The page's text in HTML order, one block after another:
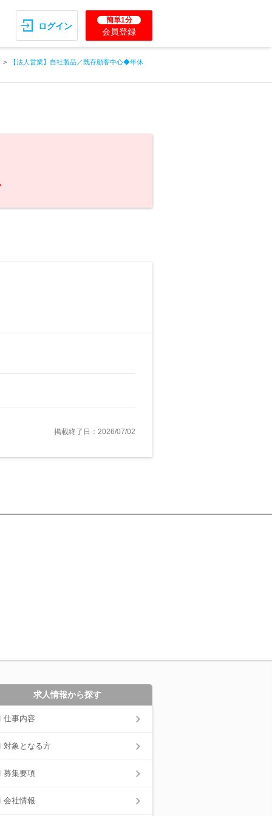
ログイン
簡単1分
会員登録
【法人営業】自社製品／既存顧客中心◆年休
掲載終了日：2026/07/02
求人情報から探す
仕事内容
対象となる方
募集要項
会社情報